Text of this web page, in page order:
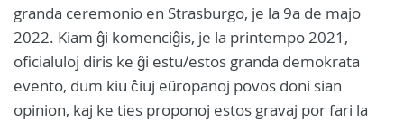
granda ceremonio en Strasburgo, je la 9a de majo
2022. Kiam ĝi komenciĝis, je la printempo 2021,
oficialuloj diris ke ĝi estu/estos granda demokrata
evento, dum kiu ĉiuj eŭropanoj povos doni sian
opinion, kaj ke ties proponoj estos gravaj por fari la